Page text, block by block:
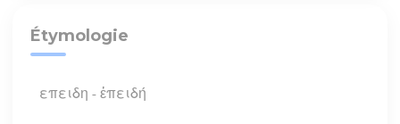
Étymologie
επειδη - ἐπειδή